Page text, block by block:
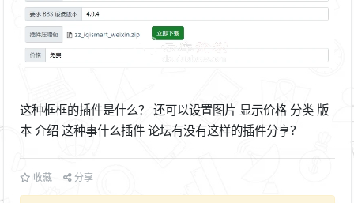
这种框框的插件是什么？ 还可以设置图片 显示价格 分类 版
本 介绍 这种事什么插件 论坛有没有这样的插件分享？
收藏 分享